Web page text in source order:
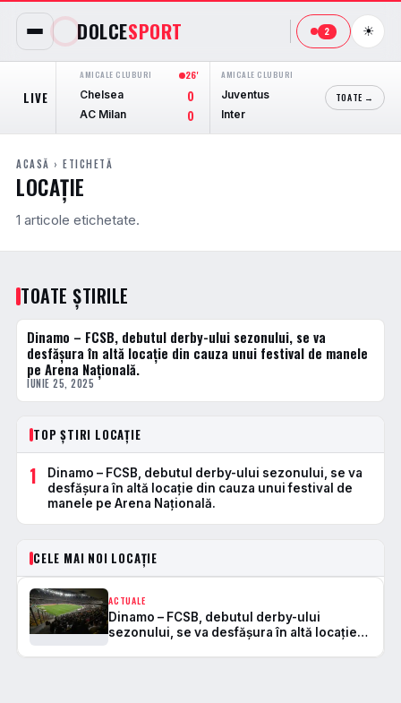
DOLCESPORT 2 ☀
LIVE
AMICALE CLUBURI
26'
Chelsea
0
AC Milan 0
AMICALE CLUBURI
Juventus
0
Inter
TOATE →
ACASĂ › ETICHETĂ
LOCAȚIE
1 articole etichetate.
TOATE ȘTIRILE
ACTUALE
Dinamo – FCSB, debutul derby-ului sezonului, se va
desfășura în altă locație din cauza unui festival de manele
pe Arena Națională.
IUNIE 25, 2025
TOP ȘTIRI LOCAȚIE
1
Dinamo – FCSB, debutul derby-ului sezonului, se va
desfășura în altă locație din cauza unui festival de
manele pe Arena Națională.
CELE MAI NOI LOCAȚIE
ACTUALE
Dinamo – FCSB, debutul derby-ului
sezonului, se va desfășura în altă locație